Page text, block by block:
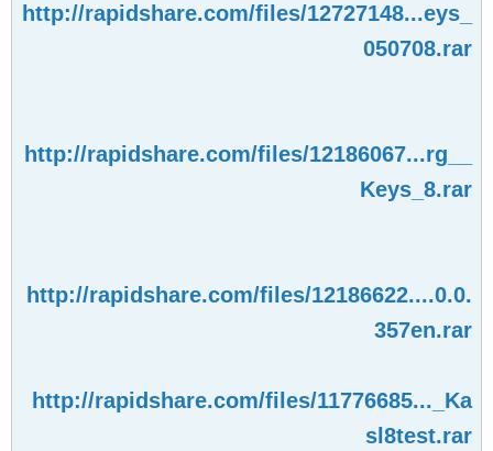
http://rapidshare.com/files/12727148...eys_
050708.rar
http://rapidshare.com/files/12186067...rg__
Keys_8.rar
http://rapidshare.com/files/12186622....0.0.
357en.rar
http://rapidshare.com/files/11776685..._Ka
sl8test.rar